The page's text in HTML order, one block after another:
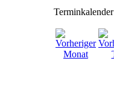
Terminkalender